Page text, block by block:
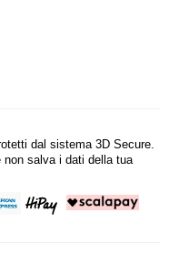
dal sistema 3D Secure.
non salva i dati della tua